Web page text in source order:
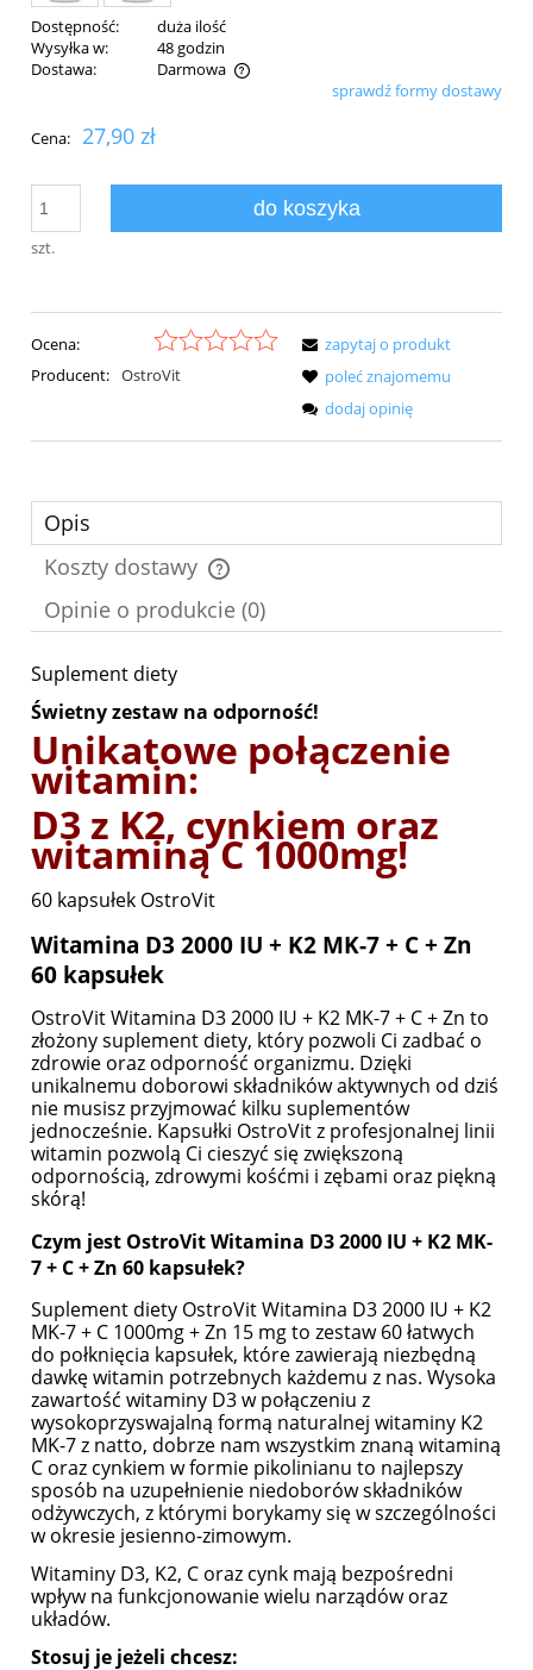
Dostępność:
duża ilość
Wysyłka w:
48 godzin
Dostawa:
Darmowa
Cena nie zawiera ewentualnych kosztów płatnościsprawdź formy dostawy
Cena: 27,90 zł
szt.
do koszyka
Ocena:
Producent: OstroVit
zapytaj o produkt
poleć znajomemu
dodaj opinię
Opis
Koszty dostawy
Cena nie zawiera ewentualnych kosztów płatności
Opinie o produkcie (0)
Suplement diety
Świetny zestaw na odporność!
Unikatowe połączenie
witamin:
D3 z K2, cynkiem oraz
witaminą C 1000mg!
60 kapsułek OstroVit
Witamina D3 2000 IU + K2 MK-7 + C + Zn
60 kapsułek
OstroVit Witamina D3 2000 IU + K2 MK-7 + C + Zn to
złożony suplement diety, który pozwoli Ci zadbać o
zdrowie oraz odporność organizmu. Dzięki
unikalnemu doborowi składników aktywnych od dziś
nie musisz przyjmować kilku suplementów
jednocześnie. Kapsułki OstroVit z profesjonalnej linii
witamin pozwolą Ci cieszyć się zwiększoną
odpornością, zdrowymi kośćmi i zębami oraz piękną
skórą!
Czym jest OstroVit Witamina D3 2000 IU + K2 MK-
7 + C + Zn 60 kapsułek?
Suplement diety OstroVit Witamina D3 2000 IU + K2
MK-7 + C 1000mg + Zn 15 mg to zestaw 60 łatwych
do połknięcia kapsułek, które zawierają niezbędną
dawkę witamin potrzebnych każdemu z nas. Wysoka
zawartość witaminy D3 w połączeniu z
wysokoprzyswajalną formą naturalnej witaminy K2
MK-7 z natto, dobrze nam wszystkim znaną witaminą
C oraz cynkiem w formie pikolinianu to najlepszy
sposób na uzupełnienie niedoborów składników
odżywczych, z którymi borykamy się w szczególności
w okresie jesienno-zimowym.
Witaminy D3, K2, C oraz cynk mają bezpośredni
wpływ na funkcjonowanie wielu narządów oraz
układów.
Stosuj je jeżeli chcesz: